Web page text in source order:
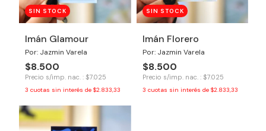
SIN STOCK
Imán Glamour
Por: Jazmin Varela
$8.500
Precio s/imp. nac. : $7.025
3 cuotas sin interés de $2.833,33
SIN STOCK
Imán Florero
Por: Jazmin Varela
$8.500
Precio s/imp. nac. : $7.025
3 cuotas sin interés de $2.833,33